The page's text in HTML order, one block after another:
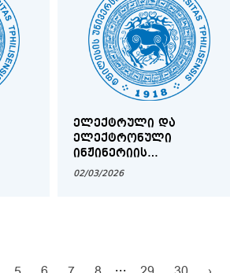
ᲞᲐᲠᲢᲜᲘᲝᲠᲝᲑᲘᲡ
ᲠᲔᲒᲘᲝᲜᲨᲘ ᲙᲕᲚᲔᲕᲘᲗᲘ
ᲡᲠᲣᲚᲧᲝᲤᲘᲡ
ᲛᲘᲡᲐᲦᲬᲔᲕᲐᲓ
ᲔᲚᲔᲥᲢᲠᲣᲚᲘ ᲓᲐ
ᲔᲚᲔᲥᲢᲠᲝᲜᲣᲚᲘ
ᲘᲜᲟᲘᲜᲔᲠᲘᲘᲡ
ᲓᲔᲞᲐᲠᲢᲐᲛᲔᲜᲢᲘᲡ
02/03/2026
...